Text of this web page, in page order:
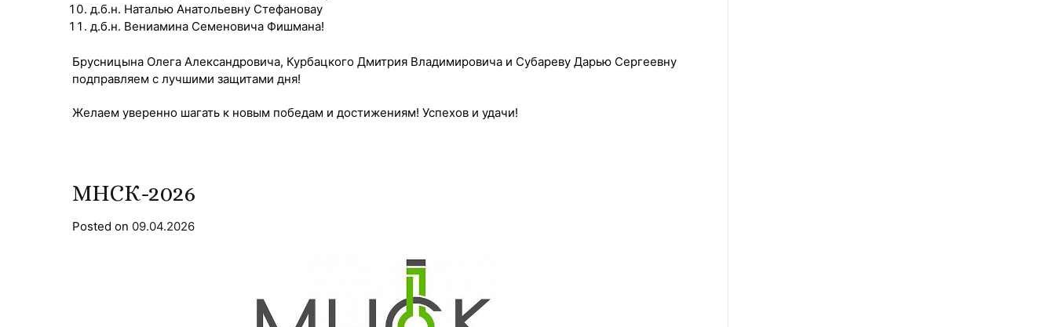
д.б.н. Наталью Анатольевну Стефановау
д.б.н. Вениамина Семеновича Фишмана!
Брусницына Олега Александровича, Курбацкого Дмитрия Владимировича и Субареву Дарью Сергеевну
подправляем с лучшими защитами дня!
Желаем уверенно шагать к новым победам и достижениям! Успехов и удачи!
МНСК-2026
Posted on 09.04.2026